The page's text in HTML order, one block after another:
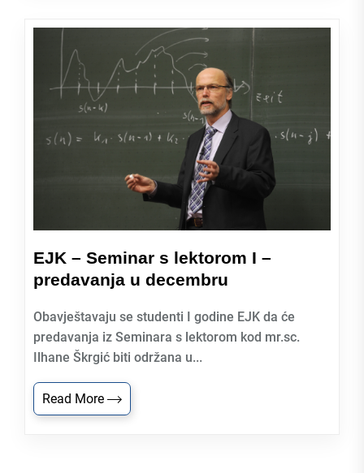
EJK – Seminar s lektorom I –
predavanja u decembru
Obavještavaju se studenti I godine EJK da će
predavanja iz Seminara s lektorom kod mr.sc.
Ilhane Škrgić biti održana u...
Read More